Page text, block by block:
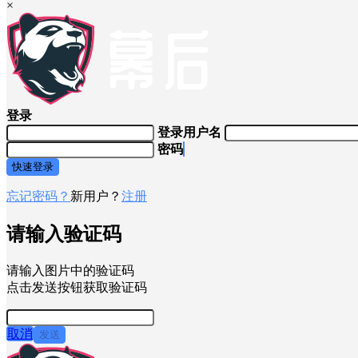
×
登录
登录用户名
密码
快速登录
忘记密码？ 新用户？ 注册
请输入验证码
请输入图片中的验证码
点击发送按钮获取验证码
取消 发送